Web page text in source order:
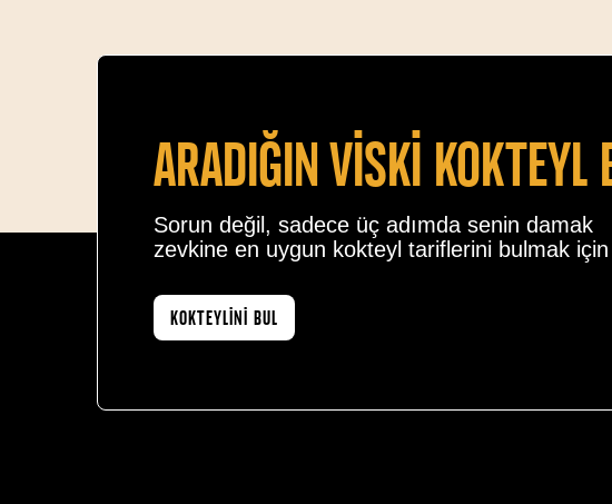
Aradiğin vİskİ kokteyl
Sorun değil, sadece üç adımda senin damak
zevkine en uygun kokteyl tariflerini bulmak için
KOKTEYLİNİ BUL